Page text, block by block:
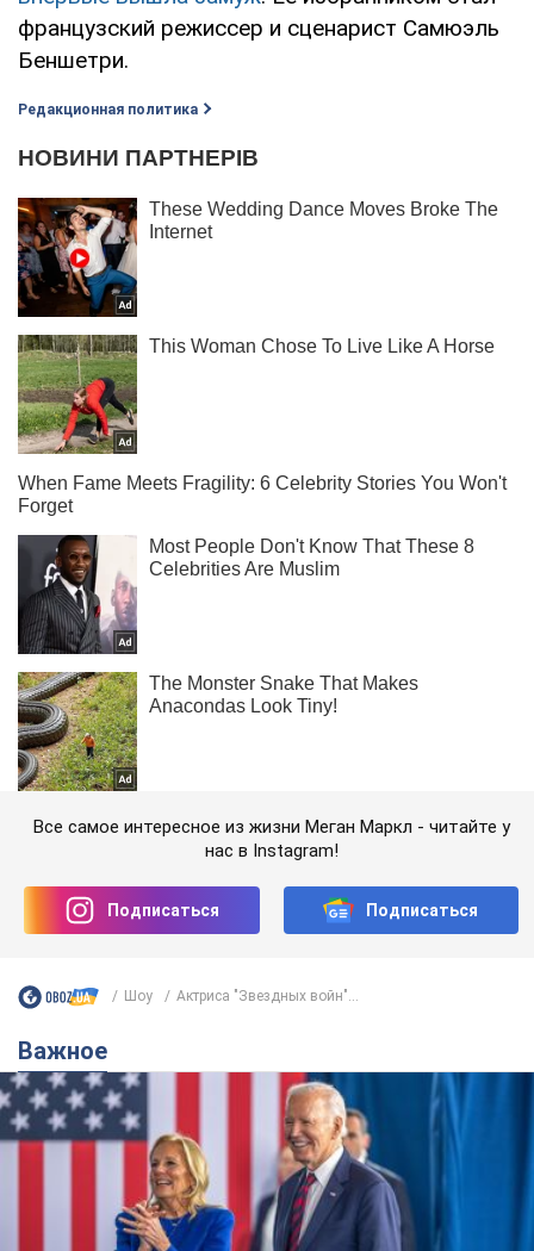
французский режиссер и сценарист Самюэль
Беншетри.
Редакционная политика
Все самое интересное из жизни Меган Маркл - читайте у
нас в Instagram!
Подписаться Подписаться
Шоу Актриса "Звездных войн"...
Важное